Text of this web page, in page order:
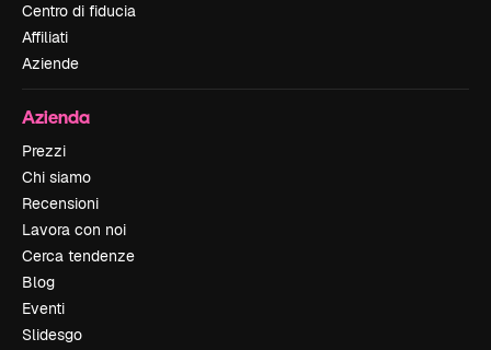
Centro di fiducia
Affiliati
Aziende
Azienda
Prezzi
Chi siamo
Recensioni
Lavora con noi
Cerca tendenze
Blog
Eventi
Slidesgo